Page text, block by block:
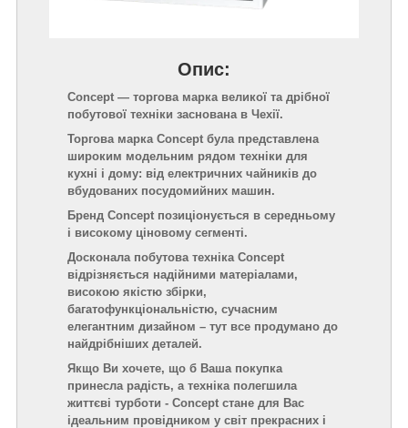
Опис:
Concept — торгова марка великої та дрібної
побутової техніки заснована в Чехії.
Торгова марка Concept була представлена
широким модельним рядом техніки для
кухні і дому: від електричних чайників до
вбудованих посудомийних машин.
Бренд Concept позиціонується в середньому
і високому ціновому сегменті.
Досконала побутова техніка Concept
відрізняється надійними матеріалами,
високою якістю збірки,
багатофункціональністю, сучасним
елегантним дизайном – тут все продумано до
найдрібніших деталей.
Якщо Ви хочете, що б Ваша покупка
принесла радість, а техніка полегшила
життєві турботи - Concept стане для Вас
ідеальним провідником у світ прекрасних і